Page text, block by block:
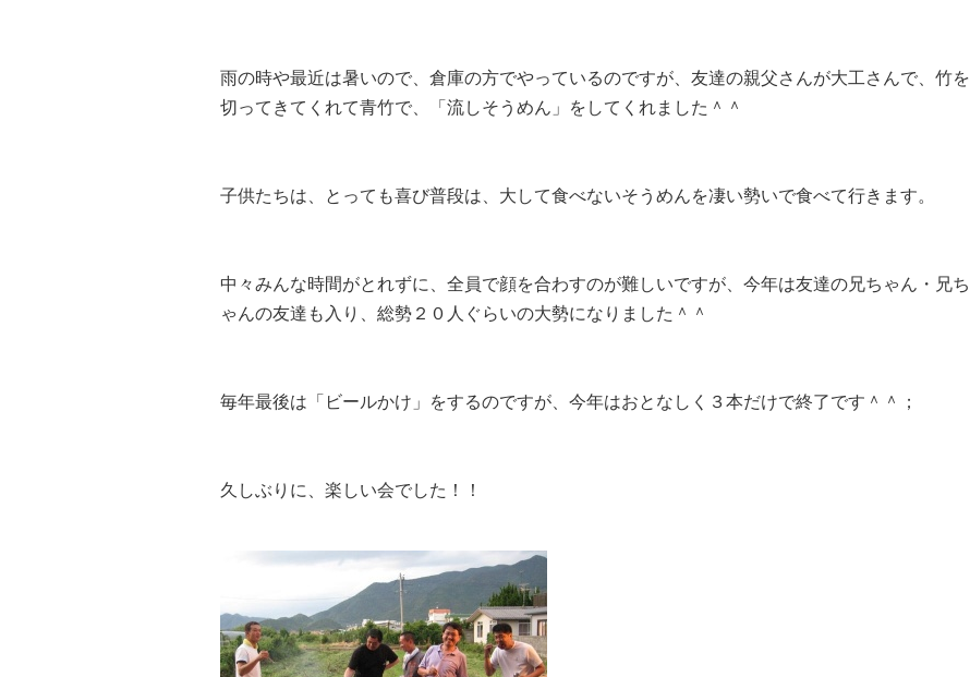
雨の時や最近は暑いので、倉庫の方でやっているのですが、友達の親父さんが大工さんで、竹を
切ってきてくれて青竹で、「流しそうめん」をしてくれました＾＾
子供たちは、とっても喜び普段は、大して食べないそうめんを凄い勢いで食べて行きます。
中々みんな時間がとれずに、全員で顔を合わすのが難しいですが、今年は友達の兄ちゃん・兄ち
ゃんの友達も入り、総勢２０人ぐらいの大勢になりました＾＾
毎年最後は「ビールかけ」をするのですが、今年はおとなしく３本だけで終了です＾＾；
久しぶりに、楽しい会でした！！